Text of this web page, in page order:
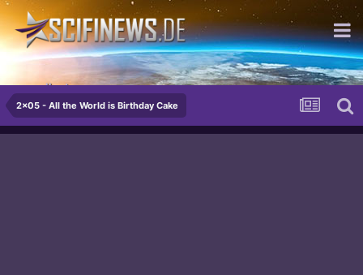
excellent...
2x05 - All the World is Birthday Cake